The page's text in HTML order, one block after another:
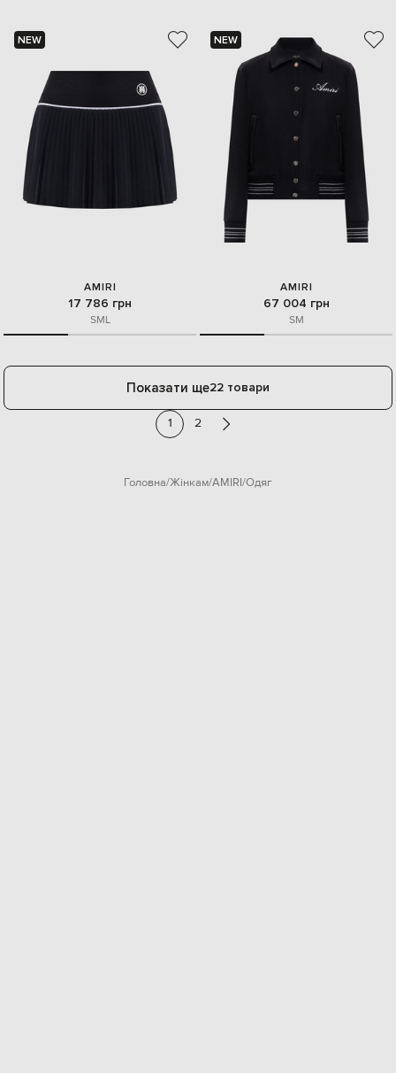
NEW
AMIRI
17 786 грн
SML
NEW
AMIRI
67 004 грн
SM
Показати ще22 товари
1 2
Головна Жінкам AMIRI Одяг